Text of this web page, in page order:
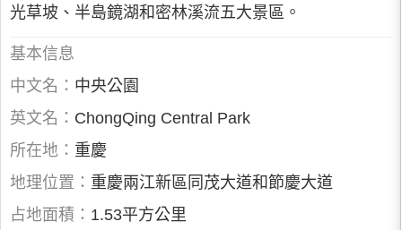
光草坡、半島鏡湖和密林溪流五大景區。
基本信息
中文名： 中央公園
英文名： ChongQing Central Park
所在地： 重慶
地理位置： 重慶兩江新區同茂大道和節慶大道
占地面積： 1.53平方公里